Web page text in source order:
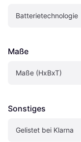
Batterietechnologie
Maße
Maße (HxBxT)
Sonstiges
Gelistet bei Klarna